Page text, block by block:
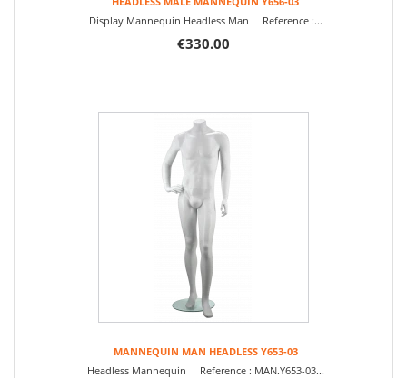
Display Mannequin Headless Man Reference :...
€330.00
MANNEQUIN MAN HEADLESS Y653-03
Headless Mannequin Reference : MAN.Y653-03...